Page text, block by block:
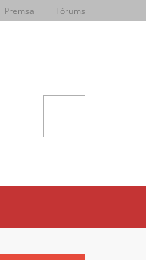
Premsa Fòrums